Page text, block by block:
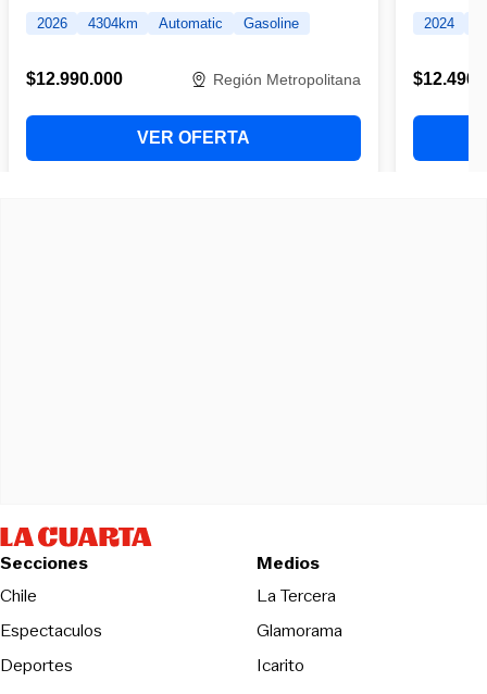
Secciones
Chile
Espectaculos
Deportes
Medios
La TerceraOpens in new
Glamorama
Icarito